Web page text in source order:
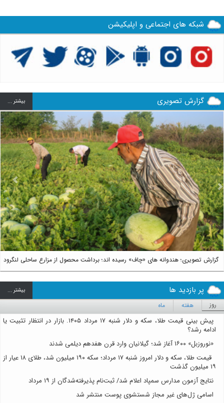
شبکه های اجتماعی و اپلیکیشن
گزارش تصویری بيشتر ...
گزارش تصویری؛ هندوانه های «چاف» رسیده اند؛ برداشت محصول از مزارع ساحلی لنگرود
Next
پر بازدید ها بيشتر ...
روز هفته ماه
پیش بینی قیمت طلا، سکه و دلار شنبه ۱۷ مرداد ۱۴۰۵. بازار در انتظار تثبیت یا
ادامه رشد؟
«نوروزبل» ۱۶۰۰ آغاز شد؛ گیلانیان وارد قرن هفدهم دیلمی شدند
قیمت طلا، سکه و دلار امروز شنبه ۱۷ مرداد؛ سکه ۱۹۰ میلیون شد، طلای ۱۸ عیار از
۱۹ میلیون گذشت
نتایج آزمون مدارس سمپاد اعلام شد/ ثبت‌نام پذیرفته‌شدگان از ۱۹ مرداد
اسامی ژل‌های غیر مجاز شستشوی پوست منتشر شد